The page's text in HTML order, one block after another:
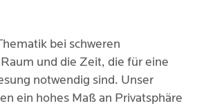
bei schweren
und die Zeit, die für eine
notwendig sind. Unser
ein hohes Maß an Privatsphäre